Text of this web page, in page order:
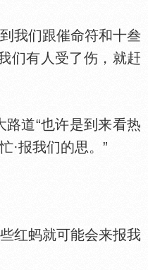
们跟催命符和十叁
们有人受了伤，就赶
道“也许是到来看热
·报我们的思。”
蚂就可能会来报我